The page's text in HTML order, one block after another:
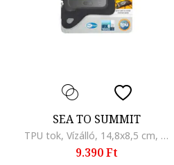
SEA TO SUMMIT
TPU tok, Vízálló, 14,8x8,5 cm, fekete
9.390 Ft